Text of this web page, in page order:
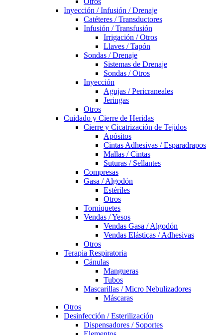
Inyección / Infusión / Drenaje
Catéteres / Transductores
Infusión / Transfusión
Irrigación / Otros
Llaves / Tapón
Sondas / Drenaje
Sistemas de Drenaje
Sondas / Otros
Inyección
Agujas / Pericraneales
Jeringas
Otros
Cuidado y Cierre de Heridas
Cierre y Cicatrización de Tejidos
Apósitos
Cintas Adhesivas / Esparadrapos
Mallas / Cintas
Suturas / Sellantes
Compresas
Gasa / Algodón
Estériles
Otros
Torniquetes
Vendas / Yesos
Vendas Gasa / Algodón
Vendas Elásticas / Adhesivas
Otros
Terapia Respiratoria
Cánulas
Mangueras
Tubos
Mascarillas / Micro Nebulizadores
Máscaras
Otros
Desinfección / Esterilización
Dispensadores / Soportes